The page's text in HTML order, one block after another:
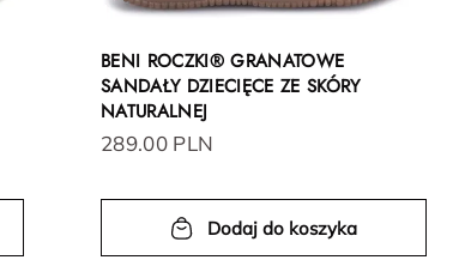
BENI ROCZKI® GRANATOWE
SANDAŁY DZIECIĘCE ZE SKÓRY
NATURALNEJ
289.00 PLN
Dodaj do koszyka